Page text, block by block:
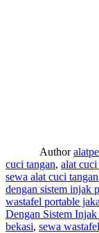
Author
cuci tangan, alat
sewa alat cuci
dengan sistem injak
wastafel portable
Dengan Sistem Injak
bekasi, sewa